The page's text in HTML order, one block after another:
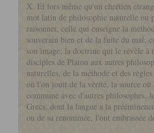
X. Et lors même qu'un chrétien
mot latin de philosophie naturelle ou
raisonner, celle qui enseigne la
souverain bien et de la fuite du mal;
son image; la doctrine qui le révèle à
disciples de Platon aux autres
naturelles, de la méthode et des
où l'on jouit de la vérité, la source où
commune avec d'autres philosophes,
Grecs, dont la langue a la
ou de sa renommée, l'ont embrassée